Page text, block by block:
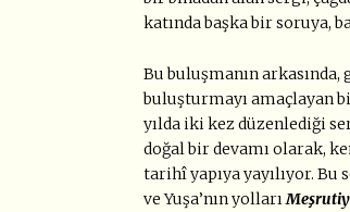
katında başka bir soruya,
Bu buluşmanın
buluşturmayı amaçlayan
yılda iki kez düzenlediği
doğal bir devamı olarak,
tarihî yapıya yayılıyor. Bu
ve Yuşa’nın yolları